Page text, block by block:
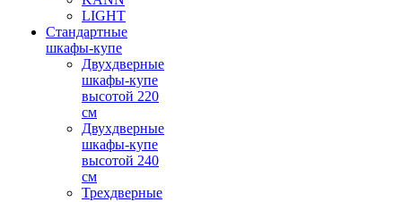
LIGHT
Стандартные
шкафы-купе
Двухдверные
шкафы-купе
высотой 220
см
Двухдверные
шкафы-купе
высотой 240
см
Трехдверные